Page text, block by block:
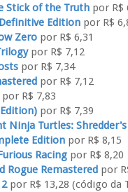
Stick of the Truthpor R$
Editionpor R$
Zeropor R$ 6,31
por R$ 7,12
por R$ 7,34
por R$ 7,12
por R$ 7,83
por R$ 7,39
Ninja Turtles: Shredder's
Editionpor R$ 8,15
Racingpor R$ 8,20
Rogue Remasteredpor
por R$ 13,28 (código da